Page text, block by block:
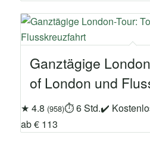
Ganztägige
of London und
★ 4.8 (958)⏱ 6 Std.✔
ab € 113